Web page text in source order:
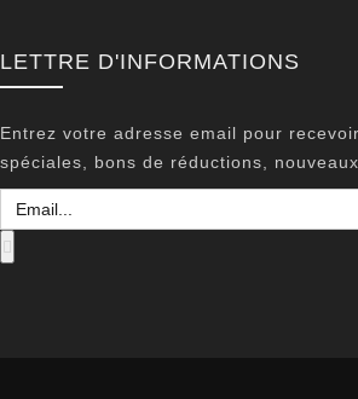
LETTRE D'INFORMATIONS
Entrez votre adresse email pour
spéciales, bons de réductions,